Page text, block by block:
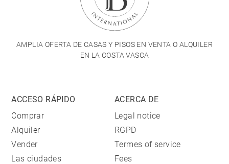
AMPLIA OFERTA DE CASAS Y PISOS EN VENTA O ALQUILER
EN LA COSTA VASCA
ACCESO RÁPIDO
Comprar
Alquiler
Vender
Las ciudades
ACERCA DE
Legal notice
RGPD
Termes of service
Fees